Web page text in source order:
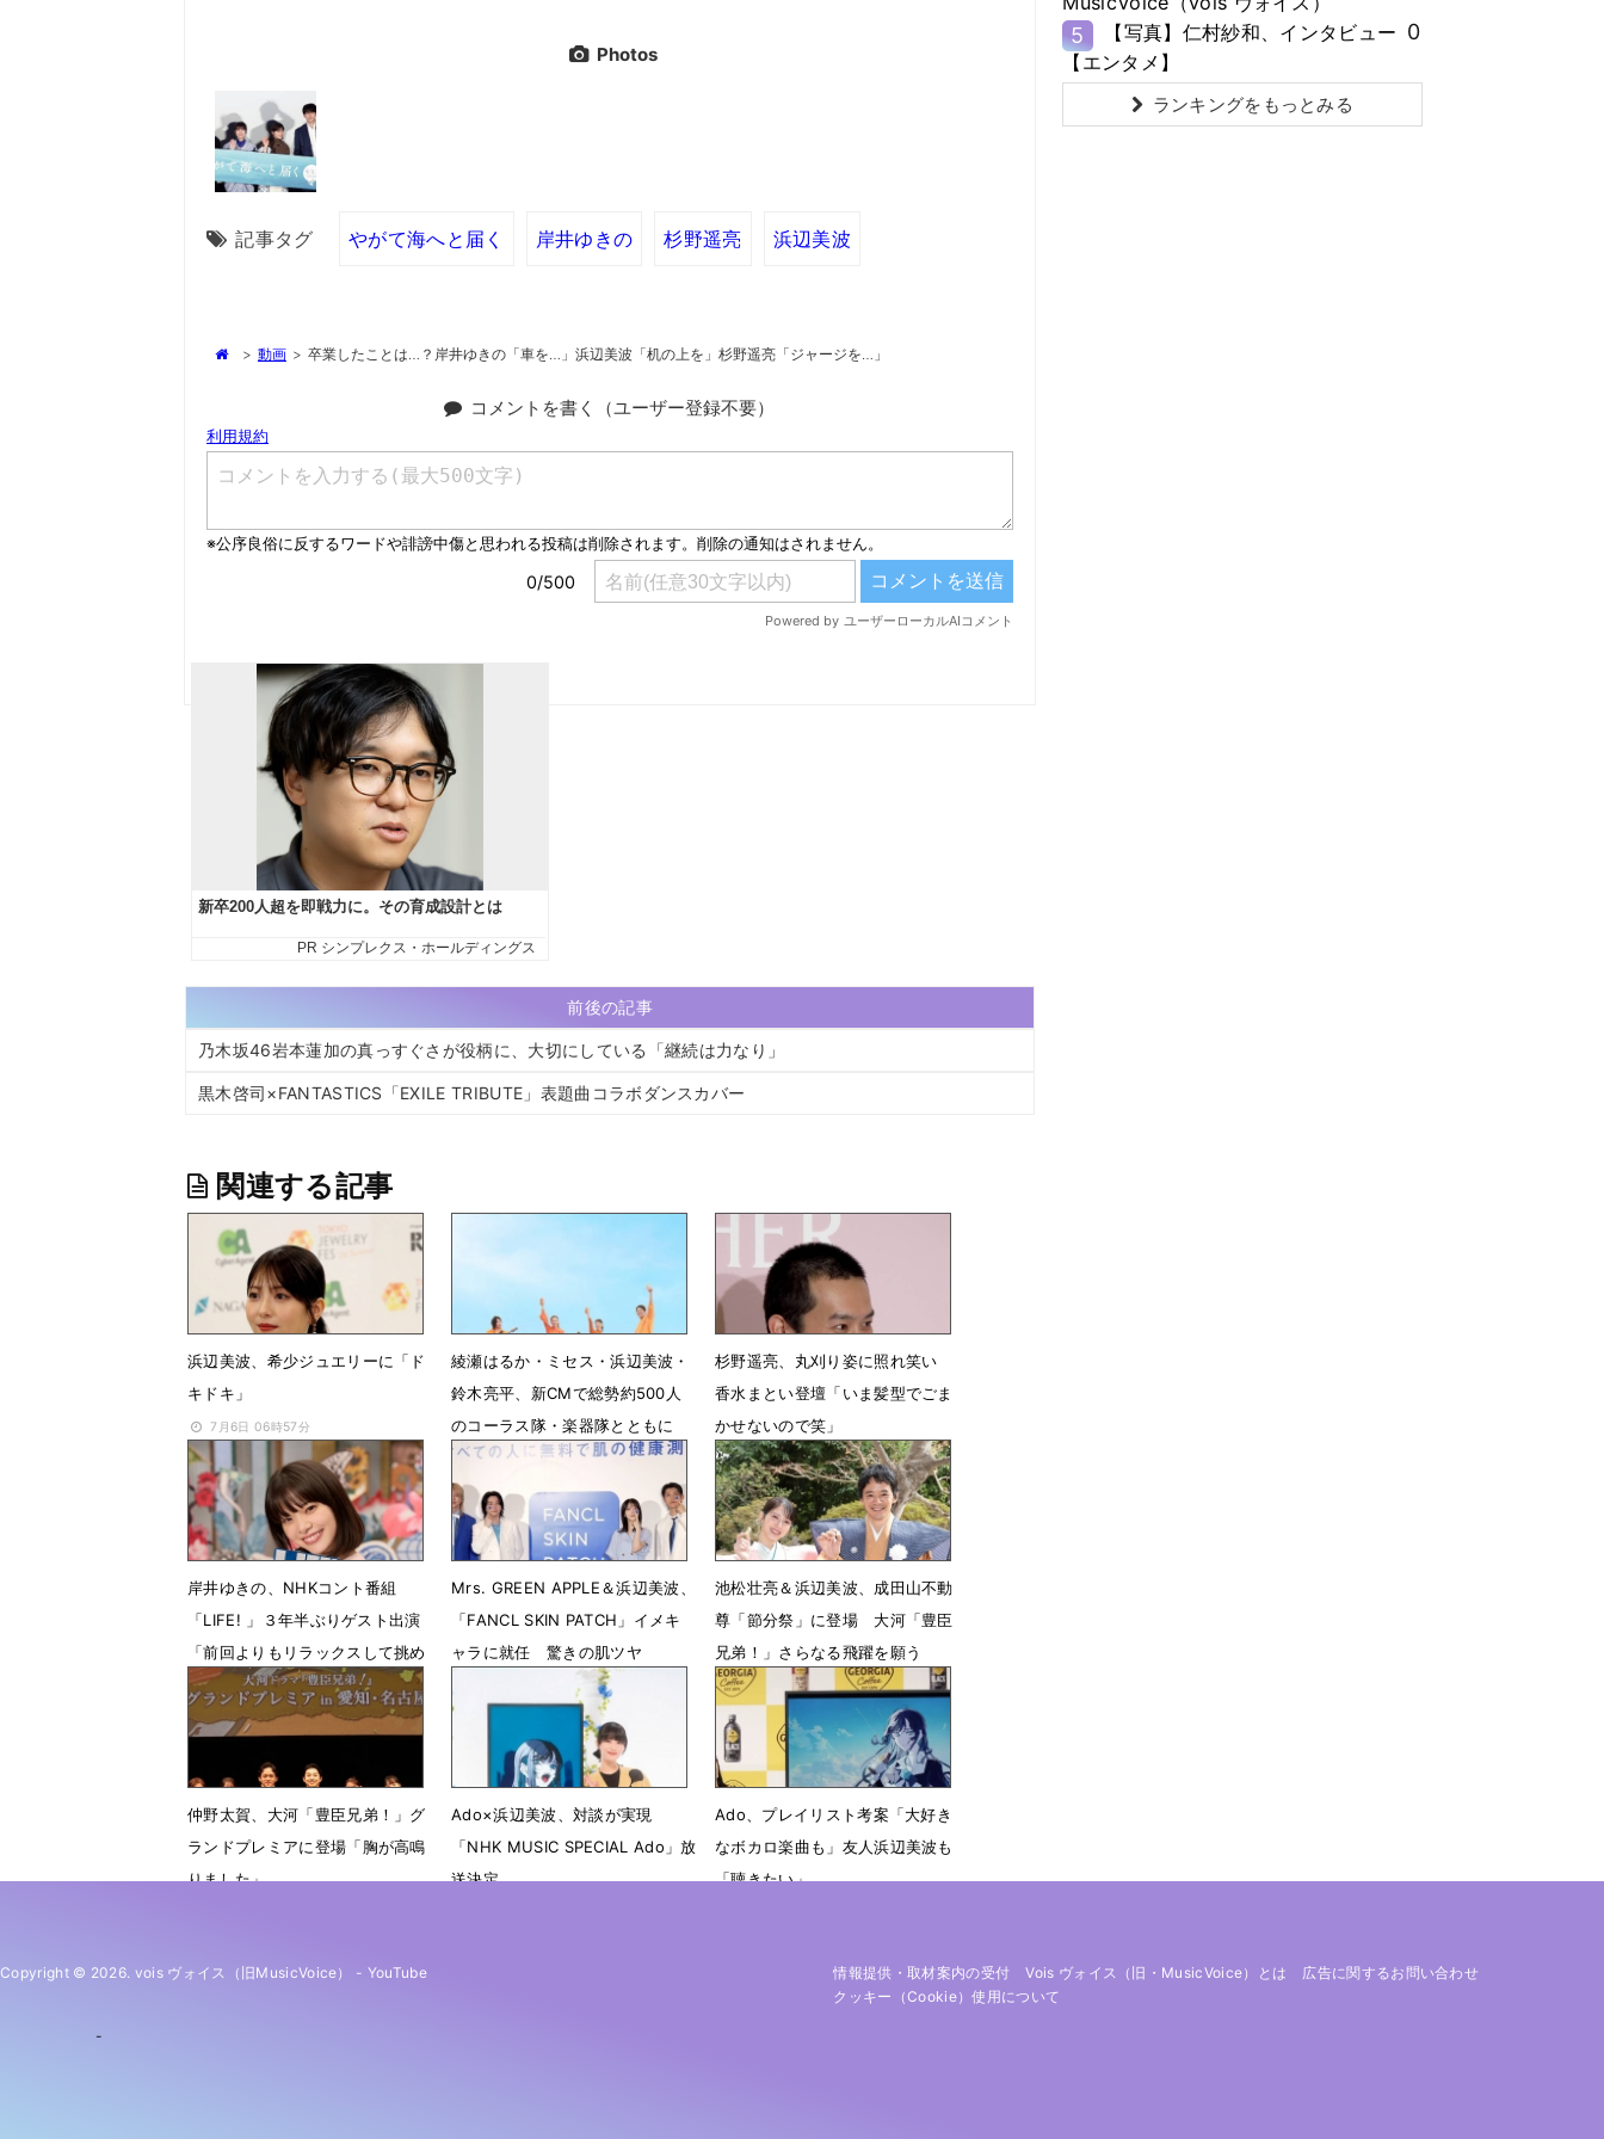
Photos
記事タグ やがて海へと届く 岸井ゆきの 杉野遥亮 浜辺美波
> 動画 > 卒業したことは…？岸井ゆきの「車を…」浜辺美波「机の上を」杉野遥亮「ジャージを…」
コメントを書く（ユーザー登録不要）
前後の記事
乃木坂46岩本蓮加の真っすぐさが役柄に、大切にしている「継続は力なり」
黒木啓司×FANTASTICS「EXILE TRIBUTE」表題曲コラボダンスカバー
関連する記事
浜辺美波、希少ジュエリーに「ド
キドキ」
7月6日 06時57分
綾瀬はるか・ミセス・浜辺美波・
鈴木亮平、新CMで総勢約500人
のコーラス隊・楽器隊とともに
「GOOD DAY」を歌唱
5月19日 15時00分
杉野遥亮、丸刈り姿に照れ笑い
香水まとい登壇「いま髪型でごま
かせないので笑」
3月26日 11時47分
岸井ゆきの、NHKコント番組
「LIFE! 」３年半ぶりゲスト出演
「前回よりもリラックスして挑め
た」
3月12日 18時00分
Mrs. GREEN APPLE＆浜辺美波、
「FANCL SKIN PATCH」イメキ
ャラに就任 驚きの肌ツヤ
池松壮亮＆浜辺美波、成田山不動
尊「節分祭」に登場 大河「豊臣
兄弟！」さらなる飛躍を願う
2月4日 07時00分
仲野太賀、大河「豊臣兄弟！」グ
ランドプレミアに登場「胸が高鳴
りました」
Ado×浜辺美波、対談が実現
「NHK MUSIC SPECIAL Ado」放
送決定
Ado、プレイリスト考案「大好き
なボカロ楽曲も」友人浜辺美波も
「聴きたい」
5
【写真】仁村紗和、インタビュー
【エンタメ】
0
ランキングをもっとみる
Copyright © 2026. vois ヴォイス（旧MusicVoice） - YouTube 情報提供・取材案内の受付 Vois ヴォイス（旧・MusicVoice）とは
広告に関するお問い合わせ
クッキー（cookie）使用について
-